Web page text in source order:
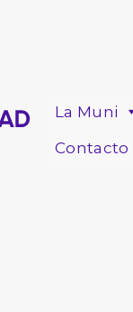
La Muni
Contacto